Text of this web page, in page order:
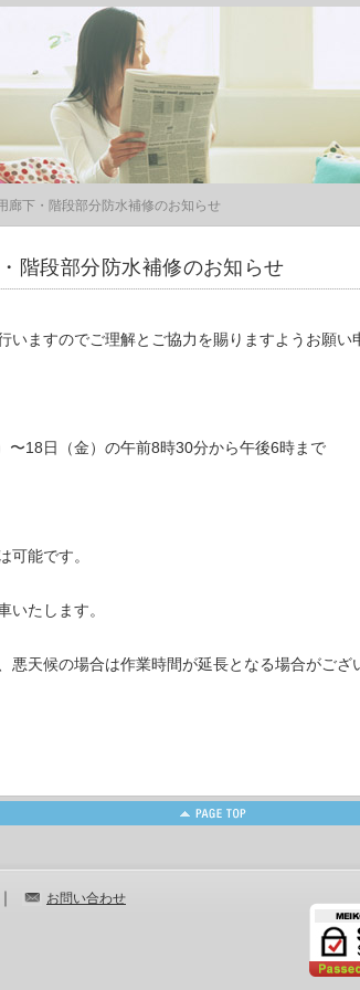
廊下・階段部分防水補修のお知らせ
階段部分防水補修のお知らせ
いますのでご理解とご協力を賜りますようお願い
〜18日（金）の午前8時30分から午後6時まで
可能です。
たします。
悪天候の場合は作業時間が延長となる場合がござ
お問い合わせ